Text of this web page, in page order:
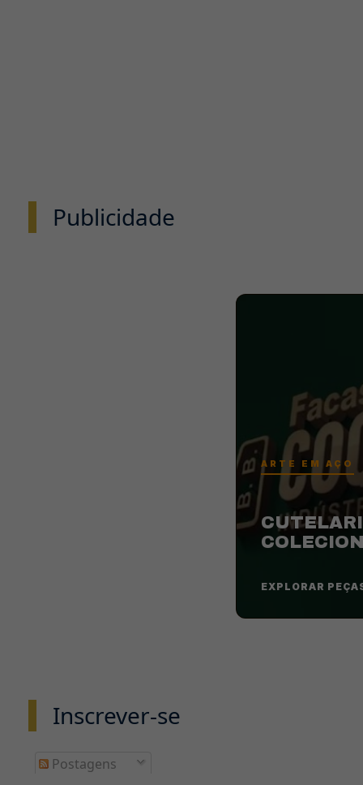
Publicidade
ARTE EM AÇO
EXPLORAR
Inscrever-se
Postagens